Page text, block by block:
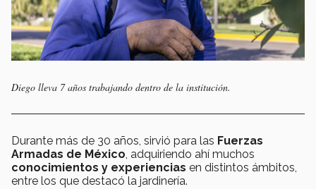
Diego lleva 7 años trabajando dentro de la institución.
Durante más de 30 años, sirvió para las Fuerzas
Armadas de México, adquiriendo ahí muchos
conocimientos y experiencias en distintos ámbitos,
entre los que destacó la jardinería.